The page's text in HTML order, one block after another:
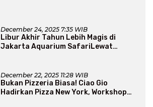
December 24, 2025 7:35 WIB
Libur Akhir Tahun Lebih Magis di
Jakarta Aquarium SafariLewat
December 22, 2025 11:28 WIB
Bukan Pizzeria Biasa! Ciao Gio
Hadirkan Pizza New York, Workshop